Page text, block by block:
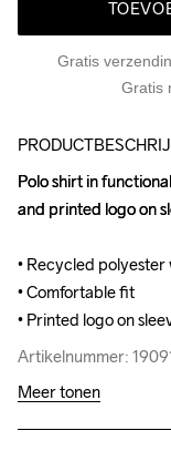
Gratis
Gratis
Polo shirt in
and printed logo on
• Recycled
• Comfortable fit
• Printed logo on
Artikelnummer:
Polo shirt in
and printed logo on
• Recycled
• Comfortable fit
• Printed logo on
Artikelnummer:
Meer tonen